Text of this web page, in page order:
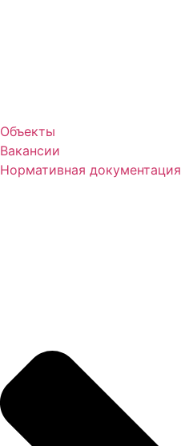
Объекты
Вакансии
Нормативная документация